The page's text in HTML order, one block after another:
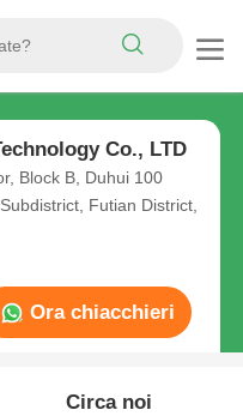
Co., LTD
Block B, Duhui 100
Futian District,
Ora chiacchieri
Circa noi